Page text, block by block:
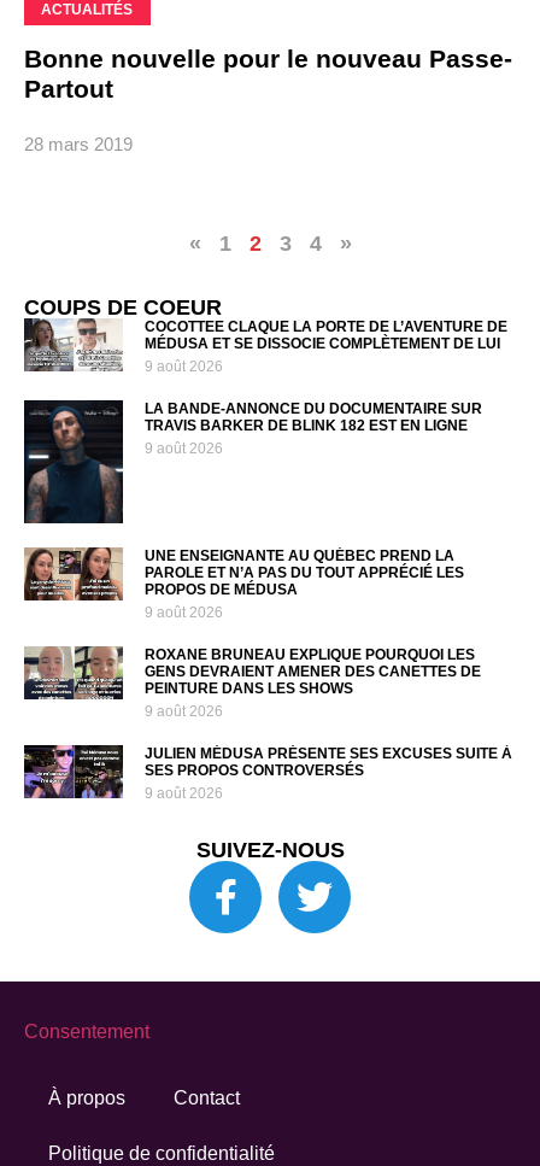
ACTUALITÉS
Bonne nouvelle pour le nouveau Passe-
Partout
28 mars 2019
« 1 2 3 4 »
COUPS DE COEUR
COCOTTEE CLAQUE LA PORTE DE L’AVENTURE DE
MÉDUSA ET SE DISSOCIE COMPLÈTEMENT DE LUI
9 août 2026
LA BANDE-ANNONCE DU DOCUMENTAIRE SUR
TRAVIS BARKER DE BLINK 182 EST EN LIGNE
9 août 2026
UNE ENSEIGNANTE AU QUÉBEC PREND LA
PAROLE ET N’A PAS DU TOUT APPRÉCIÉ LES
PROPOS DE MÉDUSA
9 août 2026
ROXANE BRUNEAU EXPLIQUE POURQUOI LES
GENS DEVRAIENT AMENER DES CANETTES DE
PEINTURE DANS LES SHOWS
9 août 2026
JULIEN MÉDUSA PRÉSENTE SES EXCUSES SUITE À
SES PROPOS CONTROVERSÉS
9 août 2026
SUIVEZ-NOUS
À propos Contact
Politique de confidentialité
Consentement